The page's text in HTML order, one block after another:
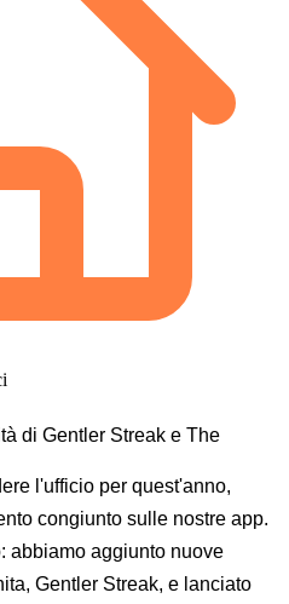
di Gentler Streak e The
l'ufficio per quest'anno,
congiunto sulle nostre app.
abbiamo aggiunto nuove
Gentler Streak, e lanciato